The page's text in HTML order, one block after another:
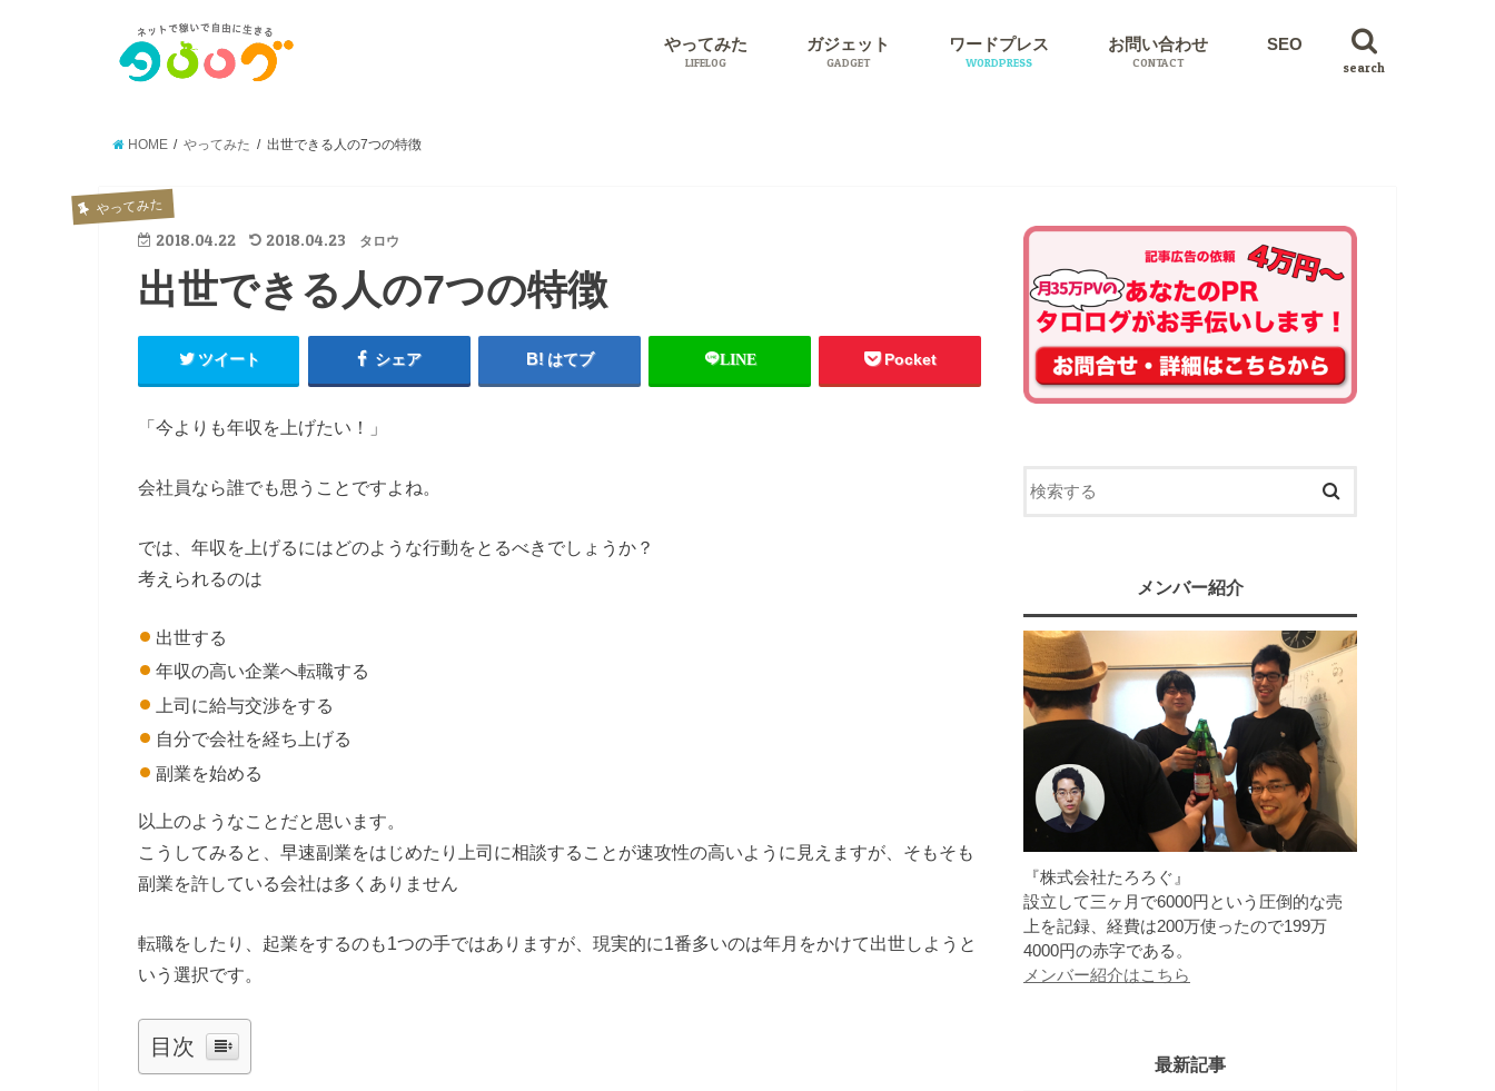
search
やってみた
LIFELOG
ガジェット
GADGET
ワードプレス
WORDPRESS
お問い合わせ
CONTACT
SEO
HOME やってみた 出世できる人の7つの特徴
やってみた
2018.04.22 2018.04.23 タロウ
出世できる人の7つの特徴
ツイート シェア はてブ LINE Pocket
「今よりも年収を上げたい！」
会社員なら誰でも思うことですよね。
では、年収を上げるにはどのような行動をとるべきでしょうか？
考えられるのは
出世する
年収の高い企業へ転職する
上司に給与交渉をする
自分で会社を経ち上げる
副業を始める
以上のようなことだと思います。
こうしてみると、早速副業をはじめたり上司に相談することが速攻性の高いように見えますが、そもそも
副業を許している会社は多くありません
転職をしたり、起業をするのも1つの手ではありますが、現実的に1番多いのは年月をかけて出世しようと
いう選択です。
目次
メンバー紹介
『株式会社たろろぐ』
設立して三ヶ月で6000円という圧倒的な売
上を記録、経費は200万使ったので199万
4000円の赤字である。
メンバー紹介はこちら
最新記事